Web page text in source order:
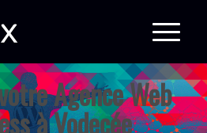
Agence Web
à Vodecée